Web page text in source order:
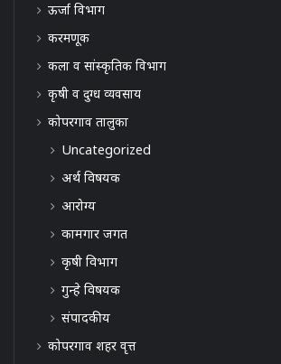
ऊर्जा विभाग
करमणूक
कला व सांस्कृतिक विभाग
कृषी व दुग्ध व्यवसाय
कोपरगाव तालुका
Uncategorized
अर्थ विषयक
आरोग्य
कामगार जगत
कृषी विभाग
गुन्हे विषयक
संपादकीय
कोपरगाव शहर वृत्त